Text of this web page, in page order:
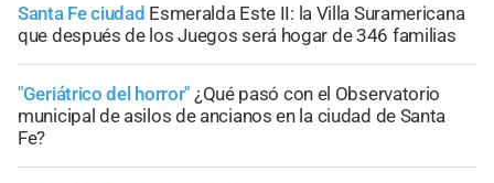
Santa Fe ciudad Esmeralda Este II: la Villa Suramericana
que después de los Juegos será hogar de 346 familias
"Geriátrico del horror" ¿Qué pasó con el Observatorio
municipal de asilos de ancianos en la ciudad de Santa
Fe?